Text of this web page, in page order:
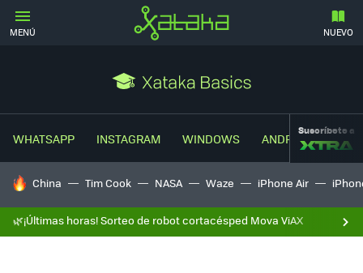
MENÚ NUEVO
WHATSAPP INSTAGRAM WINDOWS ANDROIDSuscríbete a
HOY SE HABLA DE
China Tim Cook NASA Waze iPhone Air
🌿¡Últimas horas! Sorteo de robot cortacésped Mova ViAX